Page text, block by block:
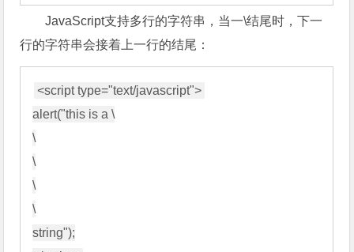
JavaScript支持多行的字符串，当一\结尾时，下一
行的字符串会接着上一行的结尾：
<script type="text/javascript">
alert("this is a \
\
\
\
\
string");